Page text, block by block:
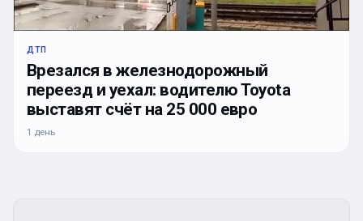
ДТП
Врезался в железнодорожный
переезд и уехал: водителю Toyota
выставят счёт на 25 000 евро
1 день